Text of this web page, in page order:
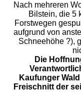
Nach mehreren
Bilstein, die 5
Forstwegen
aufgrund von
Schneehöhe ?),
Die
Kaufunger
Freischnitt der